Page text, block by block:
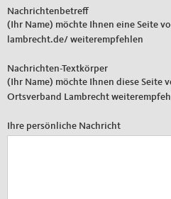
Nachrichtenbetreff
(Ihr Name) möchte Ihnen eine Seite
lambrecht.de/ weiterempfehlen
Nachrichten-Textkörper
(Ihr Name) möchte Ihnen diese Seite
Ortsverband Lambrecht
Ihre persönliche Nachricht